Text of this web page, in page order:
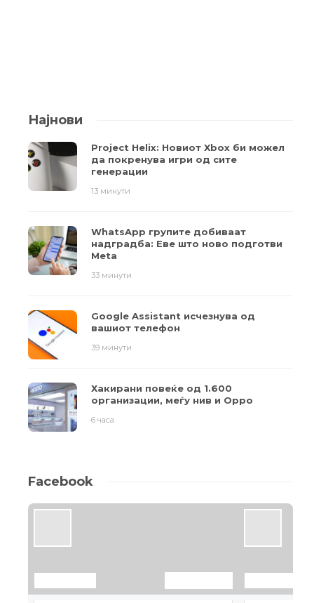
Најнови
Project Helix: Новиот Xbox би можел
да покренува игри од сите
генерации
13 минути
WhatsApp групите добиваат
надградба: Еве што ново подготви
Meta
33 минути
Google Assistant исчезнува од
вашиот телефон
39 минути
Хакирани повеќе од 1.600
организации, меѓу нив и Oppo
6 часа
Facebook